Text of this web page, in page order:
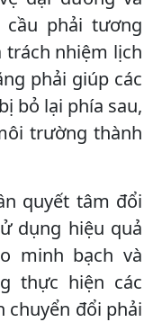
phải tương
trách nhiệm lịch
phải giúp các
bỏ lại phía sau,
trường thành
quyết tâm đổi
dụng hiệu quả
minh bạch và
thực hiện các
chuyển đổi phải